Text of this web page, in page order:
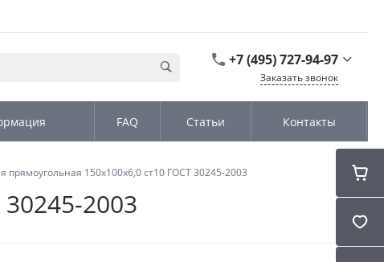
+7 (495) 727-94-97
Пн-Чт: 9:00-18:00 Пт
Заказать звонок
FAQ Статьи Контакты
прямоугольная 150х100х6,0 ст10 ГОСТ 30245-2003
2003